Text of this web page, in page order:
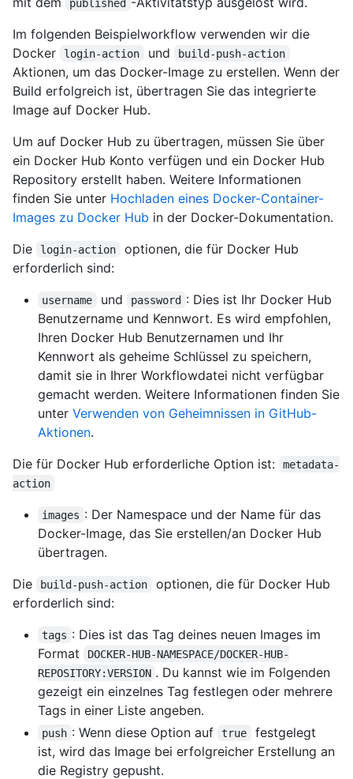
published
Im folgenden Beispielworkflow verwenden wir die
Docker
login-action und build-push-action
Aktionen, um das Docker-Image zu erstellen. Wenn der
Build erfolgreich ist, übertragen Sie das integrierte
Image auf Docker Hub.
Um auf Docker Hub zu übertragen, müssen Sie über
ein Docker Hub Konto verfügen und ein Docker Hub
Repository erstellt haben. Weitere Informationen
finden Sie unter Hochladen eines Docker-Container-
Images zu Docker Hub in der Docker-Dokumentation.
Die
login-action
optionen, die für Docker Hub
erforderlich sind:
username und password : Dies ist Ihr Docker Hub
Benutzername und Kennwort. Es wird empfohlen,
Ihren Docker Hub Benutzernamen und Ihr
Kennwort als geheime Schlüssel zu speichern,
damit sie in Ihrer Workflowdatei nicht verfügbar
gemacht werden. Weitere Informationen finden Sie
unter Verwenden von Geheimnissen in GitHub-
Aktionen.
Die für Docker Hub erforderliche Option ist:
metadata-
action
images : Der Namespace und der Name für das
Docker-Image, das Sie erstellen/an Docker Hub
übertragen.
Die
build-push-action
optionen, die für Docker Hub
erforderlich sind:
tags : Dies ist das Tag deines neuen Images im
Format
DOCKER-HUB-NAMESPACE/DOCKER-HUB-
REPOSITORY:VERSION . Du kannst wie im Folgenden
gezeigt ein einzelnes Tag festlegen oder mehrere
Tags in einer Liste angeben.
push : Wenn diese Option auf true
festgelegt
ist, wird das Image bei erfolgreicher Erstellung an
die Registry gepusht.